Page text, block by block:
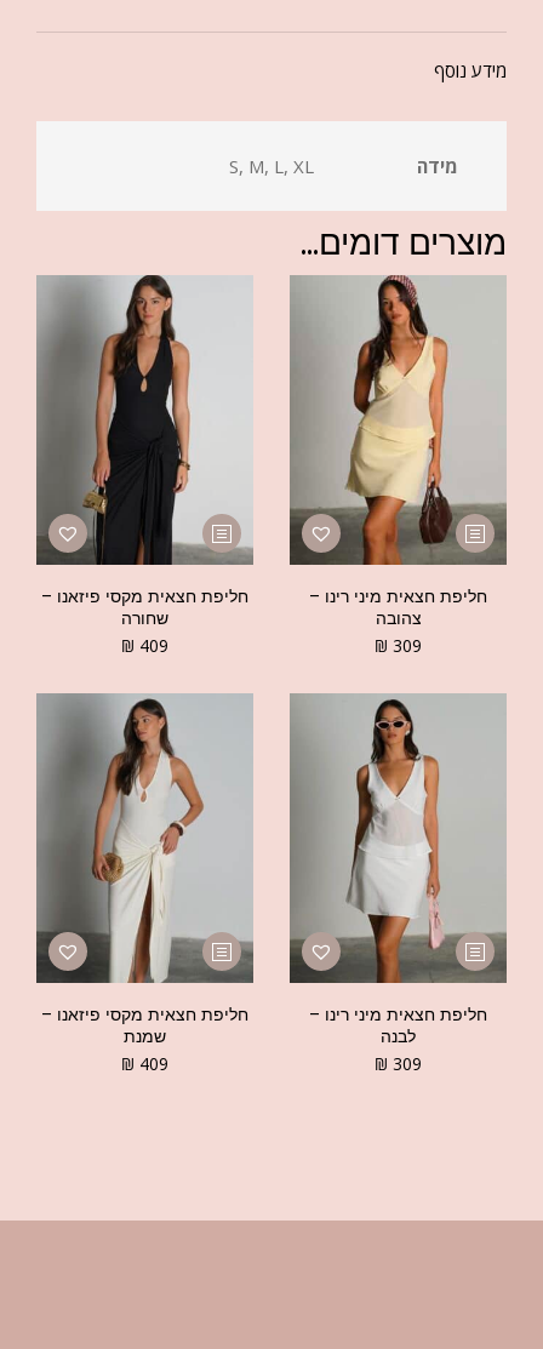
מידע נוסף
מידה S, M, L, XL
מוצרים דומים...
חליפת חצאית מיני רינו –
צהובה
₪ 309
חליפת חצאית מקסי פיזאנו –
שחורה
₪ 409
חליפת חצאית מיני רינו –
לבנה
₪ 309
חליפת חצאית מקסי פיזאנו –
שמנת
₪ 409